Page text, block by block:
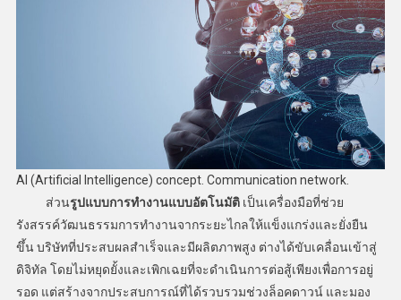
AI (Artificial Intelligence) concept. Communication network.
ส่วนรูปแบบการทำงานแบบอัตโนมัติ เป็นเครื่องมือที่ช่วย
รังสรรค์วัฒนธรรมการทำงานจากระยะไกลให้แข็งแกร่งและยั่งยืน
ขึ้น บริษัทที่ประสบผลสำเร็จและมีผลิตภาพสูง ต่างได้ขับเคลื่อนเข้าสู่
ดิจิทัล โดยไม่หยุดยั้งและเพิกเฉยที่จะดำเนินการต่อสู้เพียงเพื่อการอยู่
รอด แต่สร้างจากประสบการณ์ที่ได้รวบรวมช่วงล็อคดาวน์ และมอง